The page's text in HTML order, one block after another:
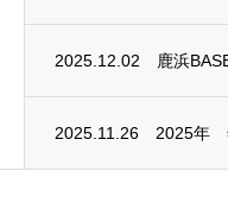
2025.12.02
2025.11.26